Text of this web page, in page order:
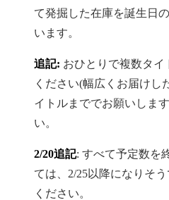
て発掘した在庫を誕生日
います。
追記: おひとりで複数タ
ください(幅広くお届けし
イトルまででお願いしま
い。
2/20追記: すべて予定数を
ては、2/25以降になりそ
ください。